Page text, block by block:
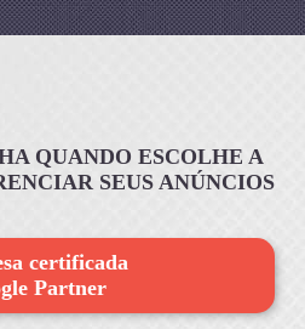
QUANDO ESCOLHE A
SEUS ANÚNCIOS
certificada
Partner